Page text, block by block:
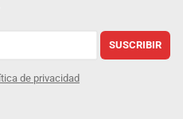
SUSCRIBIR
de privacidad